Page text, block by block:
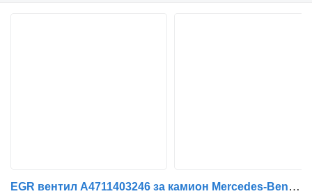
EGR вентил A4711403246 за камион Mercedes-Benz ACTROS MP4